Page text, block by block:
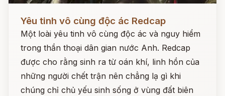
Yêu tinh vô cùng độc ác Redcap
Một loài yêu tinh vô cùng độc ác và nguy hiểm
trong thần thoại dân gian nước Anh. Redcap
được cho rằng sinh ra từ oán khí, linh hồn của
những người chết trận nên chẳng lạ gì khi
chúng chỉ chủ yếu sinh sống ở vùng đất biên